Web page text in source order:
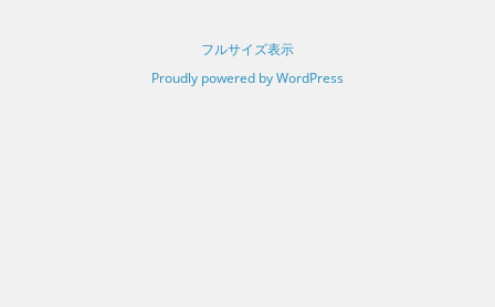
フルサイズ表示
Proudly powered by WordPress